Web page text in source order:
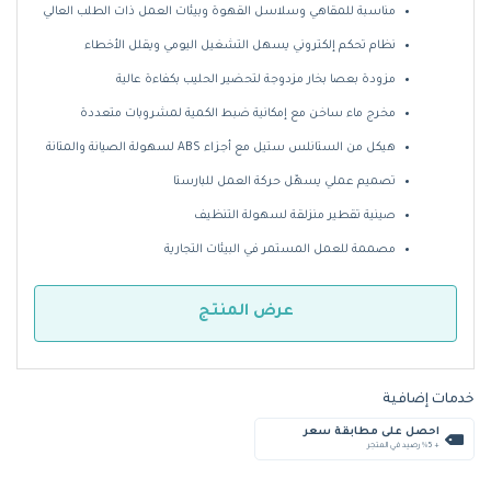
مناسبة للمقاهي وسلاسل القهوة وبيئات العمل ذات الطلب العالي
نظام تحكم إلكتروني يسهل التشغيل اليومي ويقلل الأخطاء
مزودة بعصا بخار مزدوجة لتحضير الحليب بكفاءة عالية
مخرج ماء ساخن مع إمكانية ضبط الكمية لمشروبات متعددة
هيكل من الستانلس ستيل مع أجزاء ABS لسهولة الصيانة والمتانة
تصميم عملي يسهّل حركة العمل للبارستا
صينية تقطير منزلقة لسهولة التنظيف
مصممة للعمل المستمر في البيئات التجارية
عرض المنتج
خدمات إضافية
احصل على مطابقة سعر
+ %5 رصيد في المتجر